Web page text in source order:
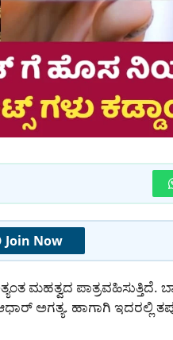
Join Now
ಮಹತ್ವದ ಪಾತ್ರವಹಿಸುತ್ತಿದೆ.
ಅಗತ್ಯ. ಹಾಗಾಗಿ ಇದರಲ್ಲಿ